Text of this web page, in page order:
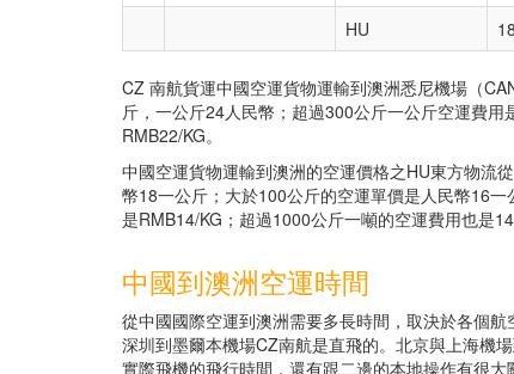
HU
CZ 南航貨運中國空運貨物運輸到澳洲悉尼機場（
斤，一公斤24人民幣；超過300公斤一公斤空運費
RMB22/KG。
中國空運貨物運輸到澳洲的空運價格之HU東方物流
幣18一公斤；大於100公斤的空運單價是人民幣16
是RMB14/KG；超過1000公斤一噸的空運費用也是
中國到澳洲空運時間
從中國國際空運到澳洲需要多長時間，取決於各個
深圳到墨爾本機場CZ南航是直飛的。北京與上海機
實際飛機的飛行時間，還有跟二邊的本地操作有很